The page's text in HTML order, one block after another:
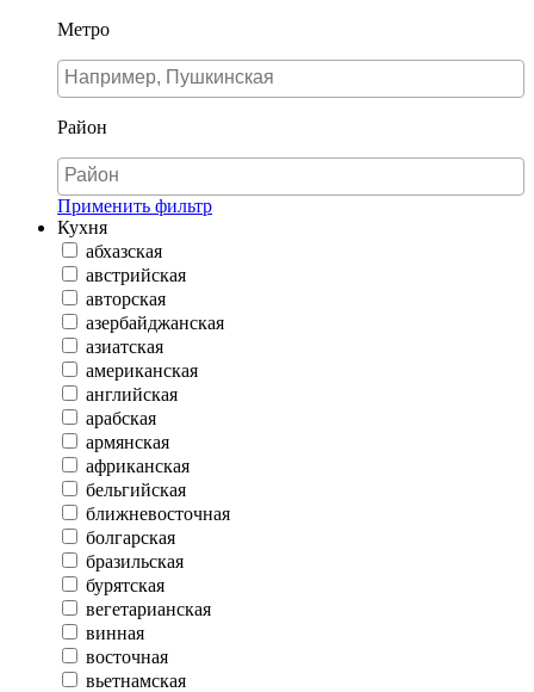
Метро
Район
Применить фильтр
Кухня
абхазская
австрийская
авторская
азербайджанская
азиатская
американская
английская
арабская
армянская
африканская
бельгийская
ближневосточная
болгарская
бразильская
бурятская
вегетарианская
винная
восточная
вьетнамская